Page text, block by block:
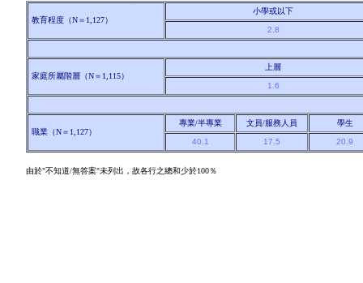
教育程度（N＝1,127）
小學或以下
2.8
家庭所屬階層（N＝1,115）
上層
1.6
職業（N＝1,127）
專業/半專業 文員/服務人員 學生
40.1 17.5 20.9
由於"不知道/無答案"未列出，故各行之總和少於100％